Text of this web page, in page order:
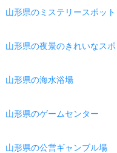
山形県のミステリースポット
山形県の夜景のきれいなス
山形県の海水浴場
山形県のゲームセンター
山形県の公営ギャンブル場